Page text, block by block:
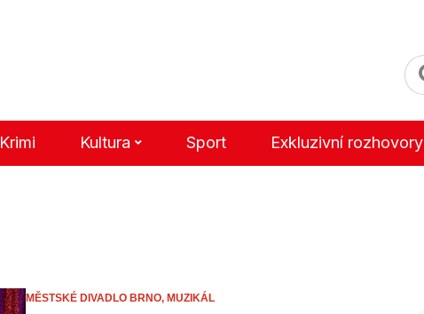
Krimi Kultura Sport Exkluzivní rozhovory
MĚSTSKÉ DIVADLO BRNO, MUZIKÁL